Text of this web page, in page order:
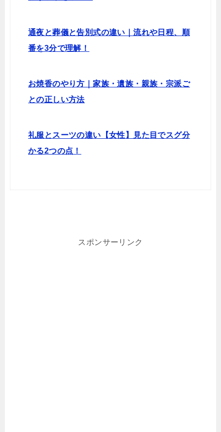
通夜と葬儀と告別式の違い｜流れや日程、順
番を3分で理解！
お焼香のやり方｜家族・遺族・親族・宗派ご
との正しい方法
礼服とスーツの違い【女性】見た目でスグ分
かる2つの点！
スポンサーリンク